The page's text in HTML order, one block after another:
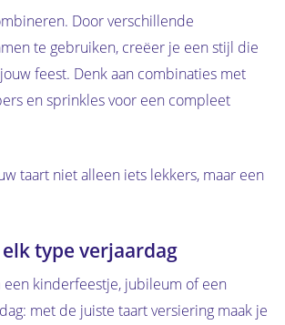
Door verschillende
te gebruiken, creëer je een stijl die
feest. Denk aan combinaties met
en sprinkles voor een compleet
taart niet alleen iets lekkers, maar een
type verjaardag
een kinderfeestje, jubileum of een
met de juiste taart versiering maak je